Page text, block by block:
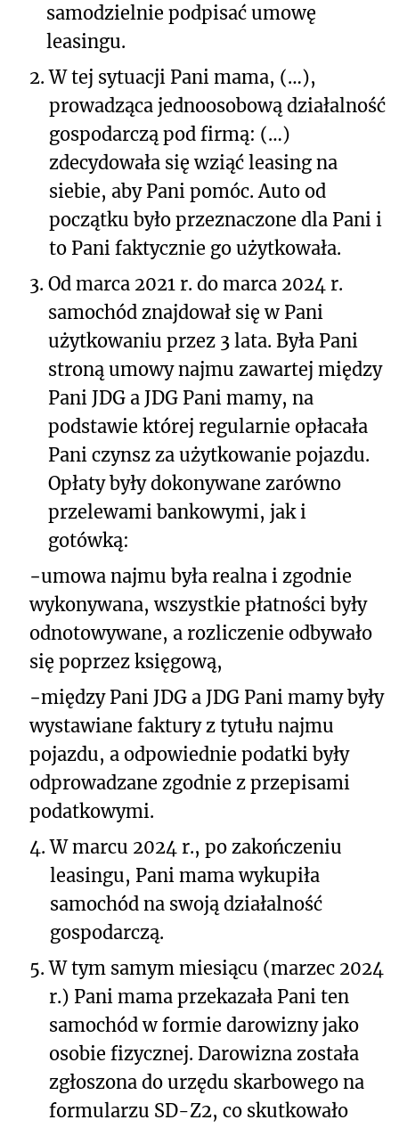
samodzielnie podpisać umowę
leasingu.
2. W tej sytuacji Pani mama, (…),
prowadząca jednoosobową działalność
gospodarczą pod firmą: (…)
zdecydowała się wziąć leasing na
siebie, aby Pani pomóc. Auto od
początku było przeznaczone dla Pani i
to Pani faktycznie go użytkowała.
3. Od marca 2021 r. do marca 2024 r.
samochód znajdował się w Pani
użytkowaniu przez 3 lata. Była Pani
stroną umowy najmu zawartej między
Pani JDG a JDG Pani mamy, na
podstawie której regularnie opłacała
Pani czynsz za użytkowanie pojazdu.
Opłaty były dokonywane zarówno
przelewami bankowymi, jak i
gotówką:
−umowa najmu była realna i zgodnie
wykonywana, wszystkie płatności były
odnotowywane, a rozliczenie odbywało
się poprzez księgową,
−między Pani JDG a JDG Pani mamy były
wystawiane faktury z tytułu najmu
pojazdu, a odpowiednie podatki były
odprowadzane zgodnie z przepisami
podatkowymi.
4. W marcu 2024 r., po zakończeniu
leasingu, Pani mama wykupiła
samochód na swoją działalność
gospodarczą.
5. W tym samym miesiącu (marzec 2024
r.) Pani mama przekazała Pani ten
samochód w formie darowizny jako
osobie fizycznej. Darowizna została
zgłoszona do urzędu skarbowego na
formularzu SD-Z2, co skutkowało